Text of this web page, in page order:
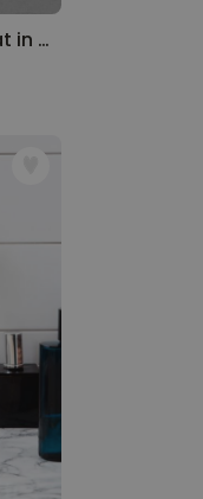
Personaliseerbare deurmat in meerdere kleuren